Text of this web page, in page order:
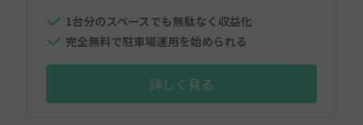
1台分のスペースでも無駄なく収益化
完全無料で駐車場運用を始められる
詳しく見る